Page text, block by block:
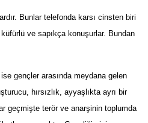
Bunlar telefonda karsı cinsten biri
ve sapıkça konuşurlar. Bundan
gençler arasında meydana gelen
hırsızlık, ayyaşlıkta ayrı bir
geçmişte terör ve anarşinin toplumda